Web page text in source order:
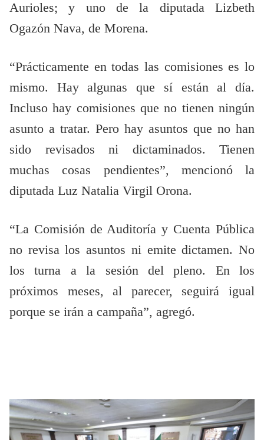
Aurioles; y uno de la diputada Lizbeth
Ogazón Nava, de Morena.
“Prácticamente en todas las comisiones es lo
mismo. Hay algunas que sí están al día.
Incluso hay comisiones que no tienen ningún
asunto a tratar. Pero hay asuntos que no han
sido revisados ni dictaminados. Tienen
muchas cosas pendientes”, mencionó la
diputada Luz Natalia Virgil Orona.
“La Comisión de Auditoría y Cuenta Pública
no revisa los asuntos ni emite dictamen. No
los turna a la sesión del pleno. En los
próximos meses, al parecer, seguirá igual
porque se irán a campaña”, agregó.